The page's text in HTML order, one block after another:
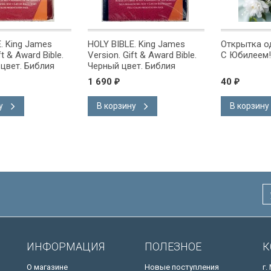
James
Bible.
слова
HOLY BIBLE. King James
Version. Gift & Award Bible.
Черный цвет. Библия
Короля Иакова на
английском языке.
Словарь, карты, закладка,
подарочная вкладка, слова
1 690
В корзину
Открытка
С Юбилеем!
В корзину
ИНФОРМАЦИЯ
О магазине
ПОЛЕЗНОЕ
Новые поступления г.